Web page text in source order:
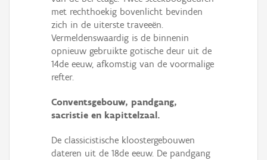
met rechthoekig bovenlicht bevinden
zich in de uiterste traveeën.
Vermeldenswaardig is de binnenin
opnieuw gebruikte gotische deur uit de
14de eeuw, afkomstig van de voormalige
refter.
Conventsgebouw, pandgang,
sacristie en kapittelzaal.
De classicistische kloostergebouwen
dateren uit de 18de eeuw. De pandgang